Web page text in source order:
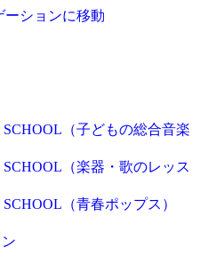
ーションに移動
（子どもの総合音楽
（楽器・歌のレッス
（青春ポップス）